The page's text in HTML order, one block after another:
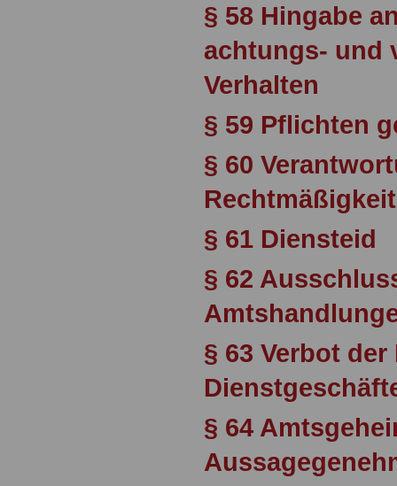
§ 58 Hingabe
achtungs- und
Verhalten
§ 59 Pflichten
§ 60
§ 61 Diensteid
§ 62
§ 63 Verbot
§ 64